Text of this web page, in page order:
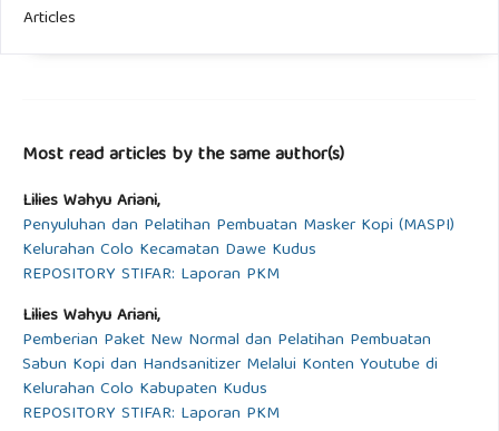
Articles
Most read articles by the same author(s)
Lilies Wahyu Ariani,
Penyuluhan dan Pelatihan Pembuatan Masker Kopi (MASPI)
Kelurahan Colo Kecamatan Dawe Kudus
REPOSITORY STIFAR: Laporan PKM
Lilies Wahyu Ariani,
Pemberian Paket New Normal dan Pelatihan Pembuatan
Sabun Kopi dan Handsanitizer Melalui Konten Youtube di
Kelurahan Colo Kabupaten Kudus
REPOSITORY STIFAR: Laporan PKM